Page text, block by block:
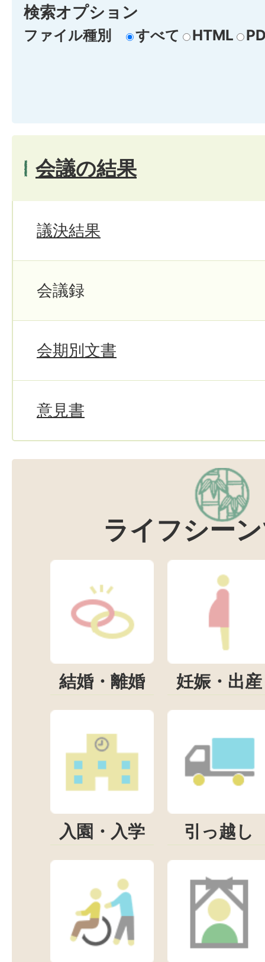
検索オプション
ファイル種別 すべて HTML
会議の結果
議決結果
会議録
会期別文書
意見書
ライフシー
結婚・離婚 妊娠・出産
入園・入学 引っ越し